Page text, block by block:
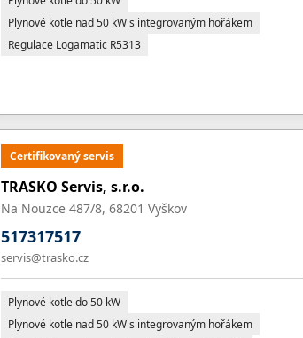
Plynové kotle nad 50 kW s integrovaným hořákem
Regulace Logamatic R5313
Certifikovaný servis
TRASKO Servis, s.r.o.
Na Nouzce 487/8, 68201 Vyškov
517317517
servis@trasko.cz
Plynové kotle do 50 kW
Plynové kotle nad 50 kW s integrovaným hořákem